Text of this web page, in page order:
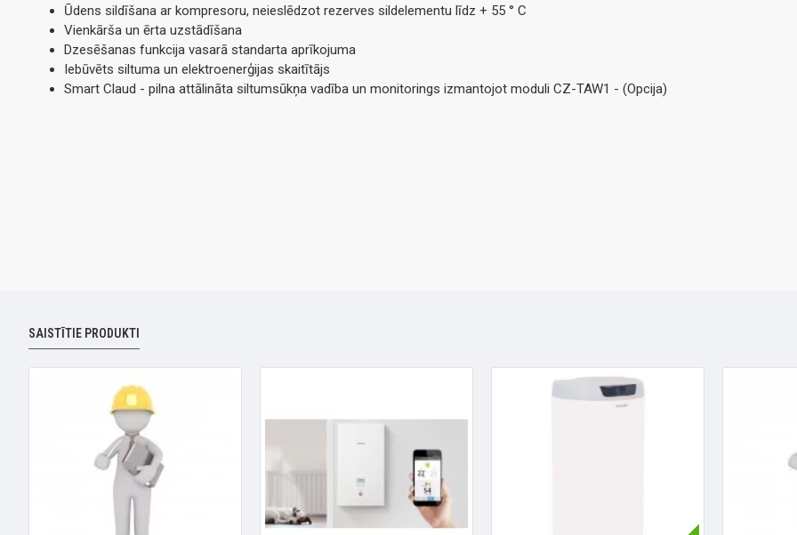
Ūdens sildīšana ar kompresoru, neieslēdzot rezerves sildelementu līdz + 55 ° С
Vienkārša un ērta uzstādīšana
Dzesēšanas funkcija vasarā standarta aprīkojuma
Iebūvēts siltuma un elektroenerģijas skaitītājs
Smart Claud - pilna attālināta siltumsūkņa vadība un monitorings izmantojot moduli CZ-TAW1 - (Opcija)
SAISTĪTIE PRODUKTI